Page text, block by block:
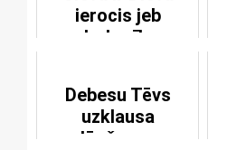
ierocis jeb
darbarīks
Debesu Tēvs
uzklausa
lūgšanas